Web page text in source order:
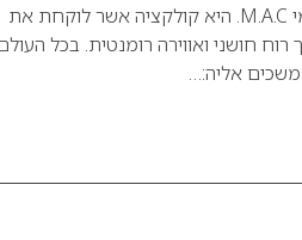
קולקציית To the Beach של מותג האיפור הבינלאומי M.A.C. היא קולקציה אשר לוקחת את
חושני ואווירה רומנטית. בכל
אליה:…